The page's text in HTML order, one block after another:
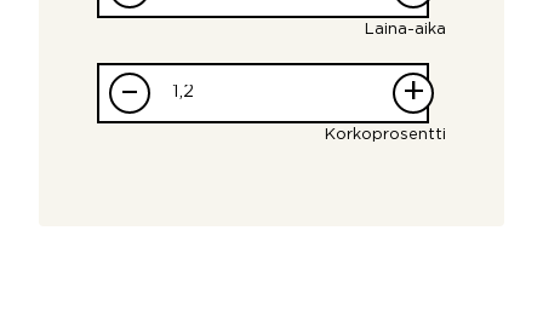
Laina-aika
– +
Korkoprosentti